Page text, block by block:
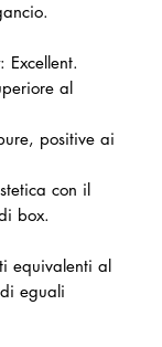
Excellent.
al
positive ai
con il
box.
equivalenti al
eguali